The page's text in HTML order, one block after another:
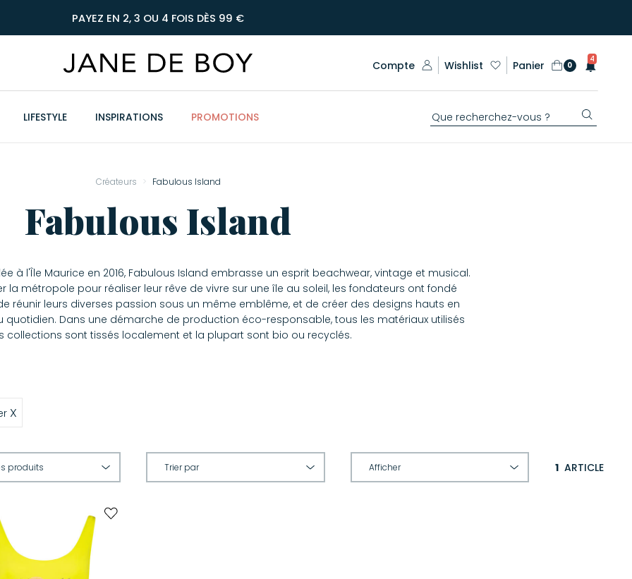
PAYEZ EN 2, 3 OU 4 FOIS DÈS 99 €
Compte Wishlist Panier 0
4
LIFESTYLE INSPIRATIONS PROMOTIONS
Créateurs Fabulous Island
Fabulous Island
à l'Île Maurice en 2016, Fabulous Island embrasse un esprit beachwear, vintage et musical.
la métropole pour réaliser leur rêve de vivre sur une île au soleil, les fondateurs ont fondé
réunir leurs diverses passion sous un même emblême, et de créer des designs hauts en
quotidien. Dans une démarche de production éco-responsable, tous les matériaux utilisés
collections sont tissés localement et la plupart sont bio ou recyclés.
X
1 ARTICLE